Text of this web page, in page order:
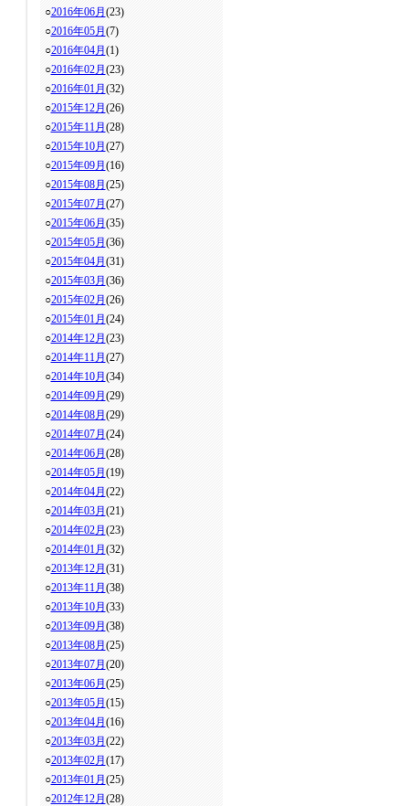
○2016年06月 (23)
○2016年05月 (7)
○2016年04月 (1)
○2016年02月 (23)
○2016年01月 (32)
○2015年12月 (26)
○2015年11月 (28)
○2015年10月 (27)
○2015年09月 (16)
○2015年08月 (25)
○2015年07月 (27)
○2015年06月 (35)
○2015年05月 (36)
○2015年04月 (31)
○2015年03月 (36)
○2015年02月 (26)
○2015年01月 (24)
○2014年12月 (23)
○2014年11月 (27)
○2014年10月 (34)
○2014年09月 (29)
○2014年08月 (29)
○2014年07月 (24)
○2014年06月 (28)
○2014年05月 (19)
○2014年04月 (22)
○2014年03月 (21)
○2014年02月 (23)
○2014年01月 (32)
○2013年12月 (31)
○2013年11月 (38)
○2013年10月 (33)
○2013年09月 (38)
○2013年08月 (25)
○2013年07月 (20)
○2013年06月 (25)
○2013年05月 (15)
○2013年04月 (16)
○2013年03月 (22)
○2013年02月 (17)
○2013年01月 (25)
○2012年12月 (28)